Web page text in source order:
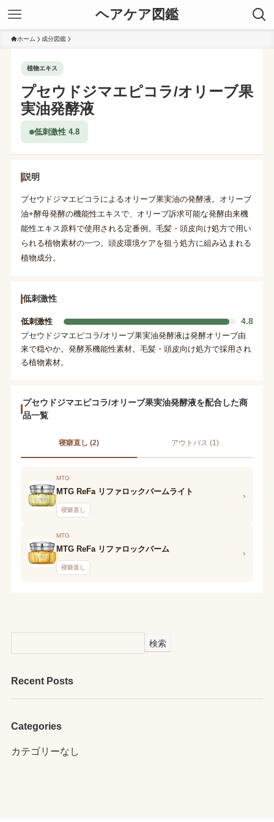
ヘアケア図鑑
ホーム 成分図鑑
植物エキス
プセウドジマエピコラ/オリーブ果
実油発酵液
低刺激性 4.8
説明
プセウドジマエピコラによるオリーブ果実油の発酵液。オリーブ
油+酵母発酵の機能性エキスで、オリーブ訴求可能な発酵由来機
能性エキス原料で使用される定番例。毛髪・頭皮向け処方で用い
られる植物素材の一つ。頭皮環境ケアを狙う処方に組み込まれる
植物成分。
低刺激性
低刺激性 4.8
プセウドジマエピコラ/オリーブ果実油発酵液は発酵オリーブ由
来で穏やか。発酵系機能性素材。毛髪・頭皮向け処方で採用され
る植物素材。
プセウドジマエピコラ/オリーブ果実油発酵液を配合した商
品一覧
寝癖直し (2) アウトバス (1)
MTG
MTG ReFa リファロックバームライト
寝癖直し
›
MTG
MTG ReFa リファロックバーム
寝癖直し
›
検索
Recent Posts
Categories
カテゴリーなし